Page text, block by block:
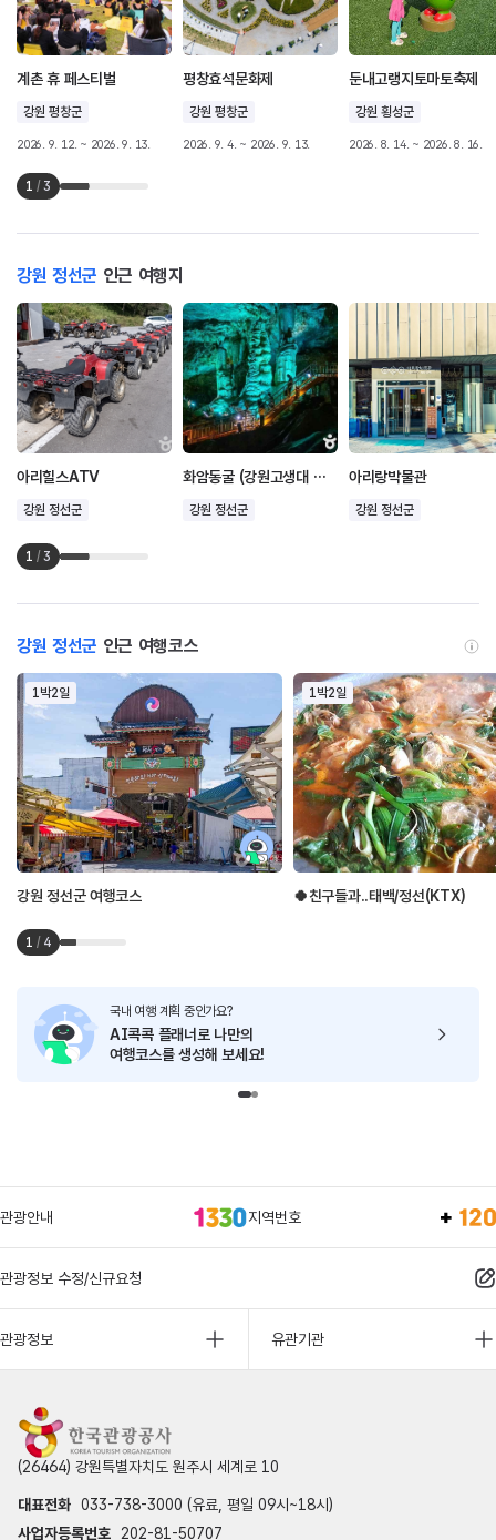
계촌 휴 페스티벌
강원 평창군
2026. 9. 12. ~ 2026. 9. 13.
평창효석문화제
강원 평창군
2026. 9. 4. ~ 2026. 9. 13.
둔내고랭지토마토축제
강원 횡성군
2026. 8. 14. ~ 2026. 8. 16.
1 / 3
강원 정선군 인근 여행지
아리힐스ATV
강원 정선군
화암동굴 (강원고생대 국가지질공원)
강원 정선군
아리랑박물관
강원 정선군
1 / 3
강원 정선군 인근 여행코스
1박2일
강원 정선군 여행코스
1박2일
🍀친구들과..태백/정선(KTX)
1 / 4
국내 여행 계획 중인가요?
AI콕콕 플래너로 나만의
여행코스를 생성해 보세요!
관광안내 지역번호
관광정보 수정/신규요청
관광정보 유관기관
(26464) 강원특별자치도 원주시 세계로 10
대표전화 033-738-3000 (유료, 평일 09시~18시)
사업자등록번호 202-81-50707